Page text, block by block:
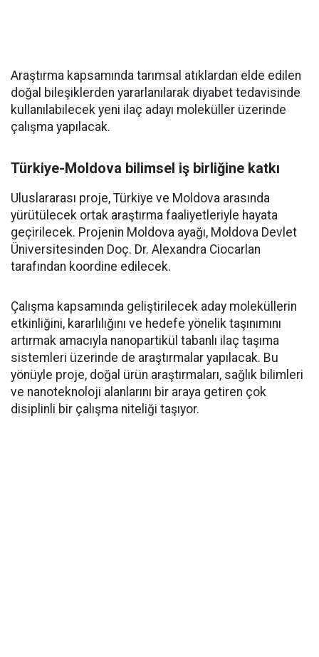
Araştırma kapsamında tarımsal atıklardan elde edilen
doğal bileşiklerden yararlanılarak diyabet tedavisinde
kullanılabilecek yeni ilaç adayı moleküller üzerinde
çalışma yapılacak.
Türkiye-Moldova bilimsel iş birliğine katkı
Uluslararası proje, Türkiye ve Moldova arasında
yürütülecek ortak araştırma faaliyetleriyle hayata
geçirilecek. Projenin Moldova ayağı, Moldova Devlet
Üniversitesinden Doç. Dr. Alexandra Ciocarlan
tarafından koordine edilecek.
Çalışma kapsamında geliştirilecek aday moleküllerin
etkinliğini, kararlılığını ve hedefe yönelik taşınımını
artırmak amacıyla nanopartikül tabanlı ilaç taşıma
sistemleri üzerinde de araştırmalar yapılacak. Bu
yönüyle proje, doğal ürün araştırmaları, sağlık bilimleri
ve nanoteknoloji alanlarını bir araya getiren çok
disiplinli bir çalışma niteliği taşıyor.